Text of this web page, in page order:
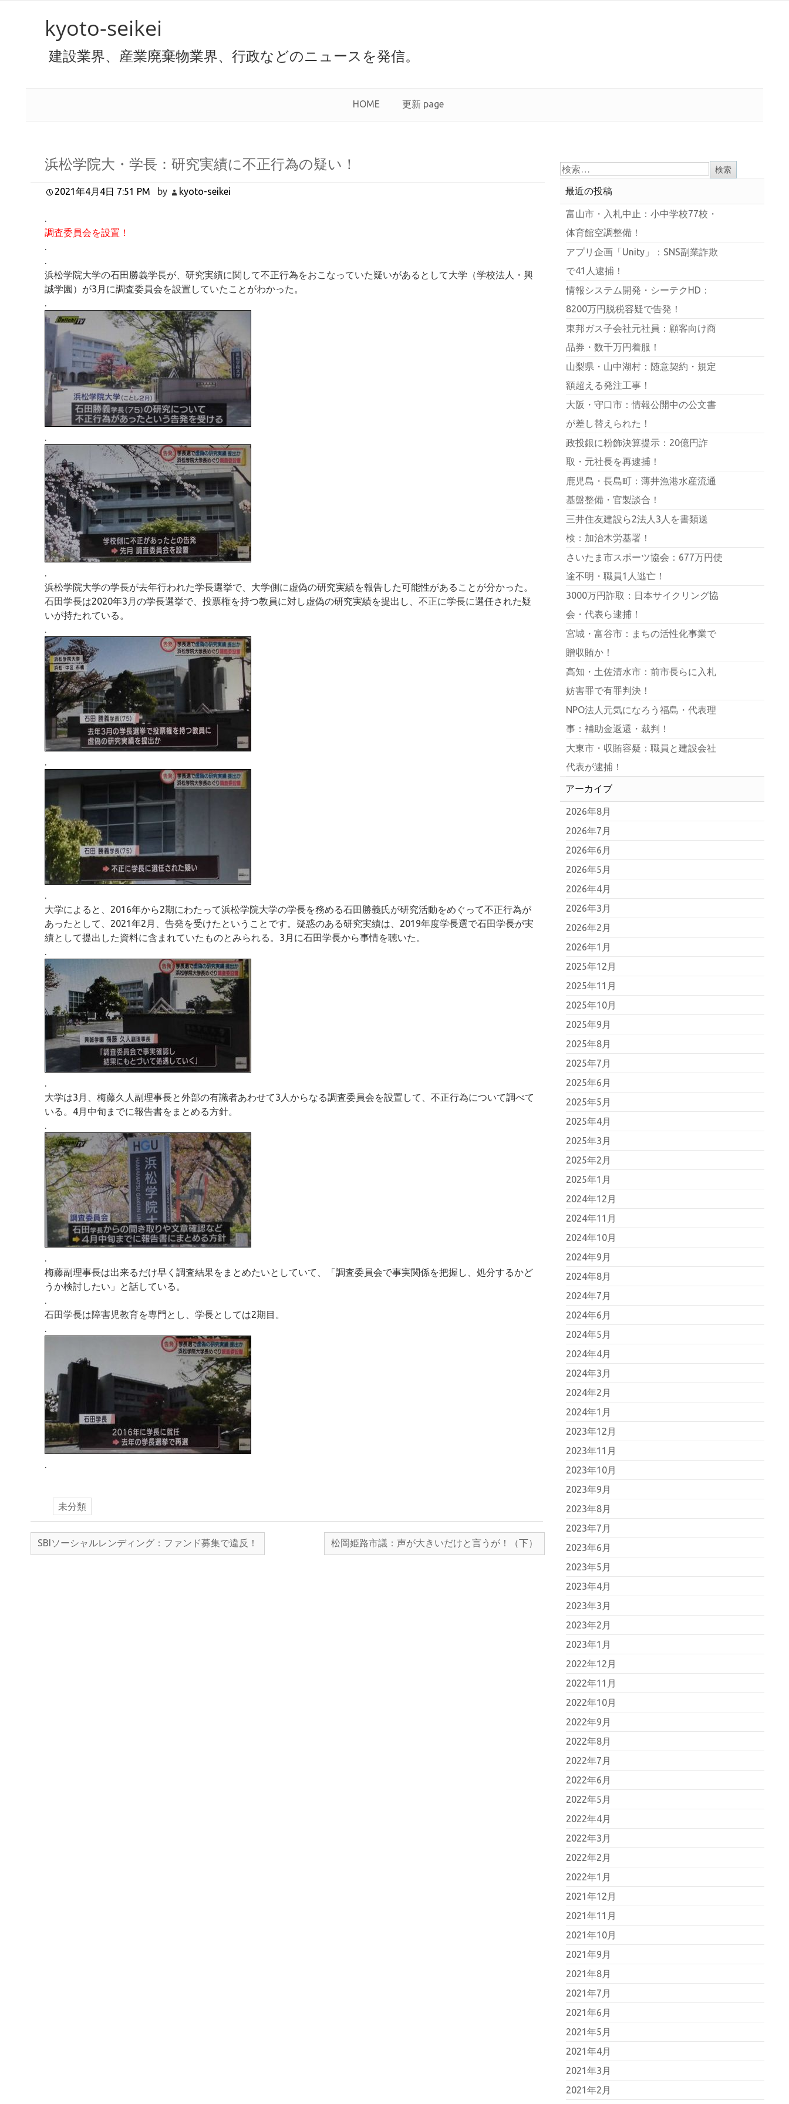
kyoto-seikei
建設業界、産業廃棄物業界、行政などのニュースを発信。
HOME 更新 page
浜松学院大・学長：研究実績に不正行為の疑い！
2021年4月4日 7:51 PM by kyoto-seikei
.
調査委員会を設置！
.
.
浜松学院大学の石田勝義学長が、研究実績に関して不正行為をおこなっていた疑いがあるとして大学（学校法人・興
誠学園）が3月に調査委員会を設置していたことがわかった。
.
.
.
浜松学院大学の学長が去年行われた学長選挙で、大学側に虚偽の研究実績を報告した可能性があることが分かった。
石田学長は2020年3月の学長選挙で、投票権を持つ教員に対し虚偽の研究実績を提出し、不正に学長に選任された疑
いが持たれている。
.
.
.
大学によると、2016年から2期にわたって浜松学院大学の学長を務める石田勝義氏が研究活動をめぐって不正行為が
あったとして、2021年2月、告発を受けたということです。疑惑のある研究実績は、2019年度学長選で石田学長が実
績として提出した資料に含まれていたものとみられる。3月に石田学長から事情を聴いた。
.
.
大学は3月、梅藤久人副理事長と外部の有識者あわせて3人からなる調査委員会を設置して、不正行為について調べて
いる。4月中旬までに報告書をまとめる方針。
.
.
梅藤副理事長は出来るだけ早く調査結果をまとめたいとしていて、「調査委員会で事実関係を把握し、処分するかど
うか検討したい」と話している。
.
石田学長は障害児教育を専門とし、学長としては2期目。
.
.
未分類
SBIソーシャルレンディング：ファンド募集で違反！ 松岡姫路市議：声が大きいだけと言うが！（下）
最近の投稿
富山市・入札中止：小中学校77校・
体育館空調整備！
アプリ企画「Unity」：SNS副業詐欺
で41人逮捕！
情報システム開発・シーテクHD：
8200万円脱税容疑で告発！
東邦ガス子会社元社員：顧客向け商
品券・数千万円着服！
山梨県・山中湖村：随意契約・規定
額超える発注工事！
大阪・守口市：情報公開中の公文書
が差し替えられた！
政投銀に粉飾決算提示：20億円詐
取・元社長を再逮捕！
鹿児島・長島町：薄井漁港水産流通
基盤整備・官製談合！
三井住友建設ら2法人3人を書類送
検：加治木労基署！
さいたま市スポーツ協会：677万円使
途不明・職員1人逃亡！
3000万円詐取：日本サイクリング協
会・代表ら逮捕！
宮城・富谷市：まちの活性化事業で
贈収賄か！
高知・土佐清水市：前市長らに入札
妨害罪で有罪判決！
NPO法人元気になろう福島・代表理
事：補助金返還・裁判！
大東市・収賄容疑：職員と建設会社
代表が逮捕！
アーカイブ
2026年8月
2026年7月
2026年6月
2026年5月
2026年4月
2026年3月
2026年2月
2026年1月
2025年12月
2025年11月
2025年10月
2025年9月
2025年8月
2025年7月
2025年6月
2025年5月
2025年4月
2025年3月
2025年2月
2025年1月
2024年12月
2024年11月
2024年10月
2024年9月
2024年8月
2024年7月
2024年6月
2024年5月
2024年4月
2024年3月
2024年2月
2024年1月
2023年12月
2023年11月
2023年10月
2023年9月
2023年8月
2023年7月
2023年6月
2023年5月
2023年4月
2023年3月
2023年2月
2023年1月
2022年12月
2022年11月
2022年10月
2022年9月
2022年8月
2022年7月
2022年6月
2022年5月
2022年4月
2022年3月
2022年2月
2022年1月
2021年12月
2021年11月
2021年10月
2021年9月
2021年8月
2021年7月
2021年6月
2021年5月
2021年4月
2021年3月
2021年2月